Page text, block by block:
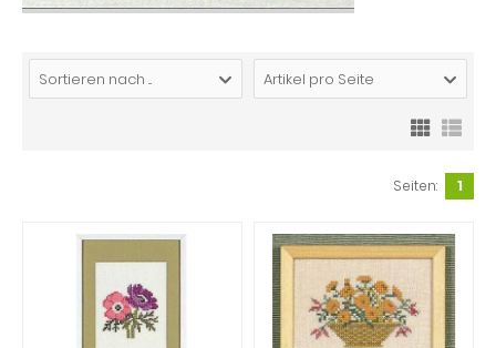
Sortieren nach ... Artikel pro Seite
Seiten: 1